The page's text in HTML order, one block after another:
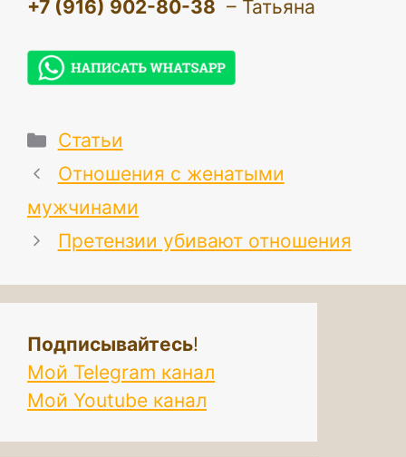
+7 (916) 902-80-38 – Татьяна
Рубрики
Статьи
Отношения с женатыми
мужчинами
Претензии убивают отношения
Подписывайтесь!
Мой Telegram канал
Мой Youtube канал